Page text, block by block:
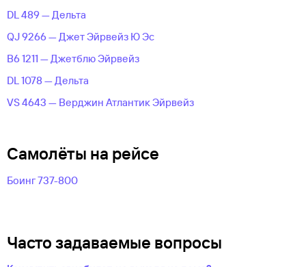
DL 489 — Дельта
QJ 9266 — Джет Эйрвейз Ю Эс
B6 1211 — Джетблю Эйрвейз
DL 1078 — Дельта
VS 4643 — Верджин Атлантик Эйрвейз
Самолёты на рейсе
Боинг 737-800
Часто задаваемые вопросы